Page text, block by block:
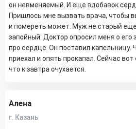
он невменяемый. И еще вдобавок
Пришлось мне вызвать врача, чтобы
и помереть может. Муж не старый
запойный. Доктор опросил меня о его
про сердце. Он поставил капельницу.
приехал и опять прокапал. Сейчас
что к завтра очухается.
Алена
г. Казань